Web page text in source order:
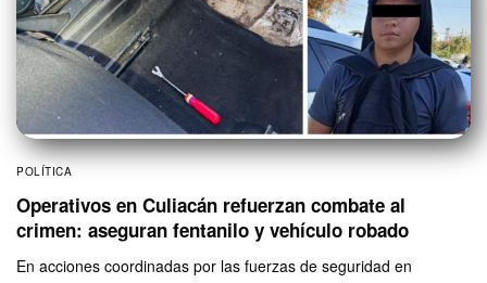
POLÍTICA
Operativos en Culiacán refuerzan combate al
crimen: aseguran fentanilo y vehículo robado
En acciones coordinadas por las fuerzas de seguridad en